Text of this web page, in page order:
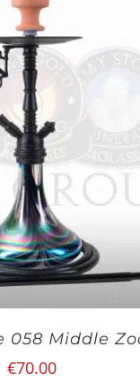
058 Middle
€70.00